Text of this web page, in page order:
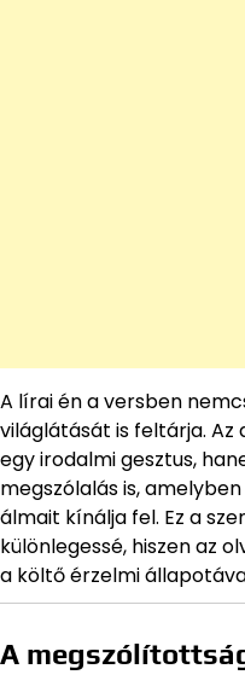
A lírai én a versben
világlátását is feltárja. Az
egy irodalmi gesztus,
megszólalás is,
álmait kínálja fel. Ez a
különlegessé, hiszen az
a költő érzelmi
A